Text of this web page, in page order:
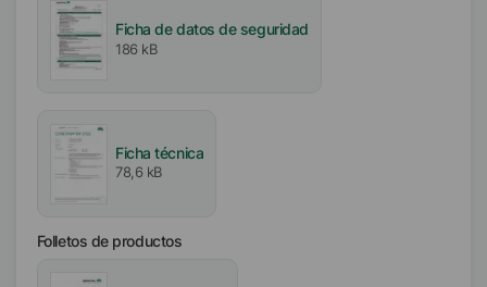
Contenido activo / sólido
100%
Asia/Oceanía
América
156°C- 164°C
Ficha de datos de seguridad
186 kB
Ficha técnica
78,6 kB
Folletos de productos